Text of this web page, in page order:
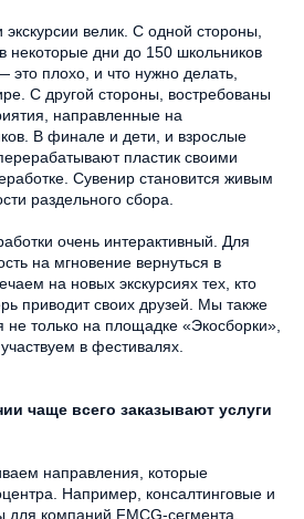
велик. С одной стороны,
некоторые дни до 150 школьников
это плохо, и что нужно делать,
С другой стороны, востребованы
направленные на
В финале и дети, и взрослые
пластик своими
Сувенир становится живым
раздельного сбора.
очень интерактивный. Для
на мгновение вернуться в
на новых экскурсиях тех, кто
приводит своих друзей. Мы также
только на площадке «Экосборки»,
в фестивалях.
чаще всего заказывают услуги
направления, которые
Например, консалтинговые и
для компаний FMCG-сегмента,